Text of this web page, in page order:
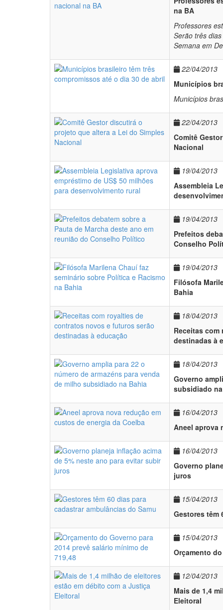
na BA
Professores
Serão três
Semana em
22/04/2013
Municípios
Municípios
22/04/2013
Comitê
Nacional
19/04/2013
Assembleia
19/04/2013
Prefeitos
Conselho
19/04/2013
Filósofa
Bahia
18/04/2013
Receitas
destinadas à
18/04/2013
Governo
subsidiado
16/04/2013
Aneel aprova
16/04/2013
Governo
juros
15/04/2013
Gestores têm
15/04/2013
Orçamento
12/04/2013
Mais de 1,4
Eleitoral